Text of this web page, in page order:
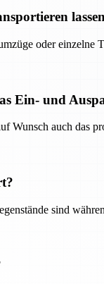
oder einzelne
Ein- und
Wunsch auch das
sind